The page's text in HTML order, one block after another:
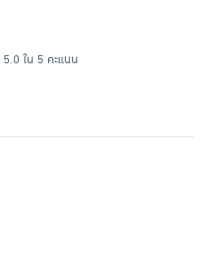
5.0 ใน 5 คะแนน